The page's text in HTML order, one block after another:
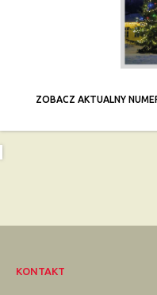
ZOBACZ AKTUALNY
KONTAKT